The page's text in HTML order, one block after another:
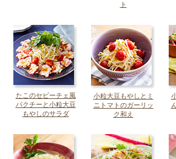
ト
たこのセビーチェ風
パクチーと小粒大豆
もやしのサラダ
小粒大豆もやしとミ
ニトマトのガーリッ
ク和え